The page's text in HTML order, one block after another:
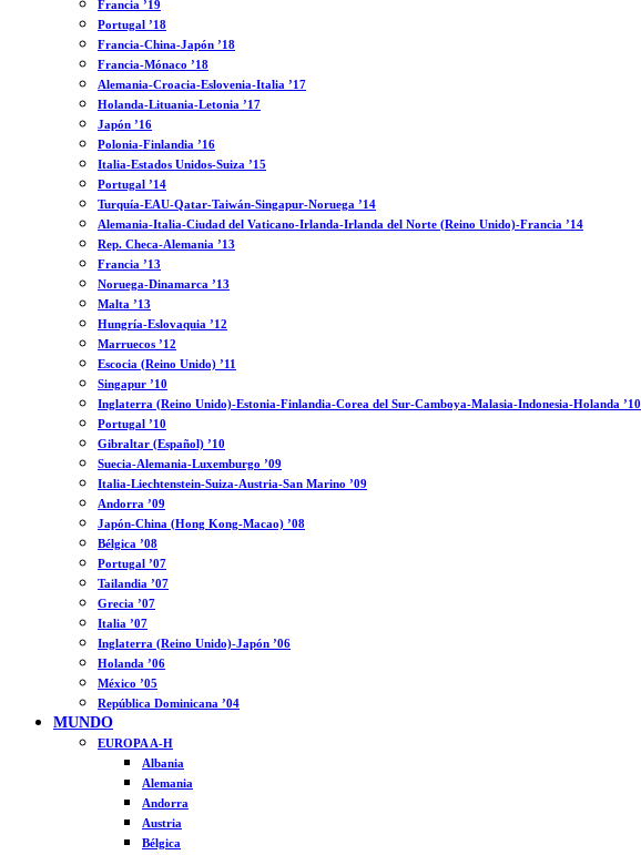
Francia ’19
Portugal ’18
Francia-China-Japón ’18
Francia-Mónaco ’18
Alemania-Croacia-Eslovenia-Italia ’17
Holanda-Lituania-Letonia ’17
Japón ’16
Polonia-Finlandia ’16
Italia-Estados Unidos-Suiza ’15
Portugal ’14
Turquía-EAU-Qatar-Taiwán-Singapur-Noruega ’14
Alemania-Italia-Ciudad del Vaticano-Irlanda-Irlanda del Norte (Reino Unido)-Francia ’14
Rep. Checa-Alemania ’13
Francia ’13
Noruega-Dinamarca ’13
Malta ’13
Hungría-Eslovaquia ’12
Marruecos ’12
Escocia (Reino Unido) ’11
Singapur ’10
Inglaterra (Reino Unido)-Estonia-Finlandia-Corea del Sur-Camboya-Malasia-Indonesia-Holanda ’10
Portugal ’10
Gibraltar (Español) ’10
Suecia-Alemania-Luxemburgo ’09
Italia-Liechtenstein-Suiza-Austria-San Marino ’09
Andorra ’09
Japón-China (Hong Kong-Macao) ’08
Bélgica ’08
Portugal ’07
Tailandia ’07
Grecia ’07
Italia ’07
Inglaterra (Reino Unido)-Japón ’06
Holanda ’06
México ’05
República Dominicana ’04
MUNDO
EUROPA A-H
Albania
Alemania
Andorra
Austria
Bélgica